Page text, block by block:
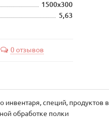
1500х300
5,63
0 отзывов
специй, продуктов
обработке полки